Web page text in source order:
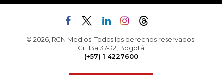
© 2026, RCN Medios. Todos los derechos reservados.
Cr. 13a 37-32, Bogotá
(+57) 1 4227600